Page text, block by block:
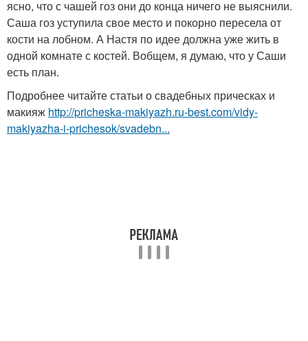
ясно, что с чашей гоз они до конца ничего не выяснили.
Саша гоз уступила свое место и покорно пересела от
кости на лобном. А Настя по идее должна уже жить в
одной комнате с костей. Вобщем, я думаю, что у Саши
есть план.
Подробнее читайте статьи о свадебных прическах и
макияж http://pricheska-makiyazh.ru-best.com/vidy-
makiyazha-i-prichesok/svadebn...